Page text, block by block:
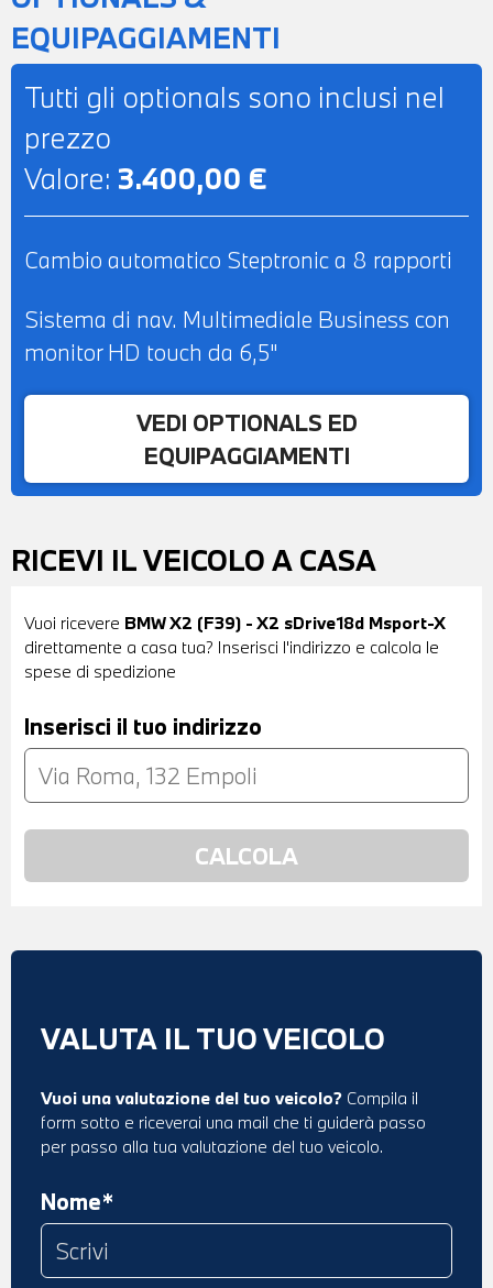
EQUIPAGGIAMENTI
Tutti gli optionals sono inclusi nel
prezzo
Valore: 3.400,00 €
Cambio automatico Steptronic a 8 rapporti
Sistema di nav. Multimediale Business con
monitor HD touch da 6,5"
VEDI OPTIONALS ED
EQUIPAGGIAMENTI
RICEVI IL VEICOLO A CASA
Vuoi ricevere BMW X2 (F39) - X2 sDrive18d Msport-X
direttamente a casa tua? Inserisci l'indirizzo e calcola le
spese di spedizione
Inserisci il tuo indirizzo
VALUTA IL TUO VEICOLO
Vuoi una valutazione del tuo veicolo? Compila il
form sotto e riceverai una mail che ti guiderà passo
per passo alla tua valutazione del tuo veicolo.
Nome*